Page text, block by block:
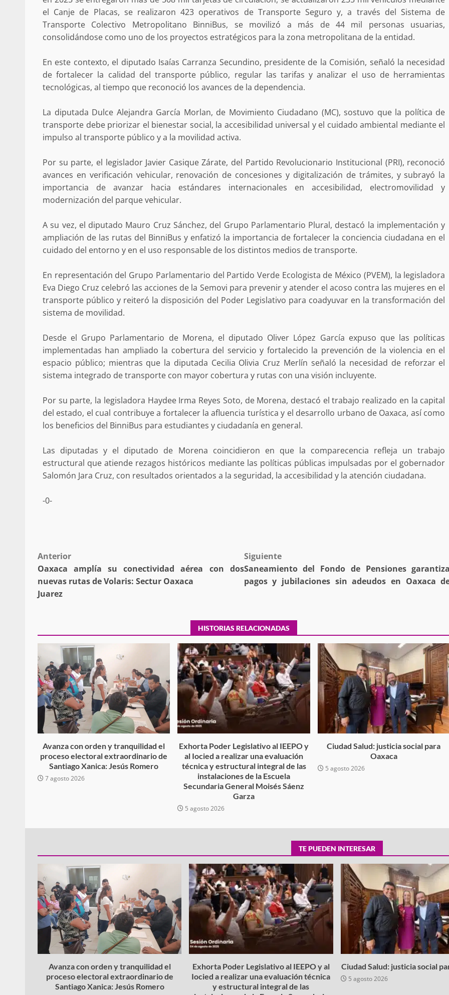
el Canje de Placas, se realizaron 423 operativos de Transporte Seguro y, a través del Sistema de
Transporte Colectivo Metropolitano BinniBus, se movilizó a más de 44 mil personas usuarias,
consolidándose como uno de los proyectos estratégicos para la zona metropolitana de la entidad.
En este contexto, el diputado Isaías Carranza Secundino, presidente de la Comisión, señaló la necesidad
de fortalecer la calidad del transporte público, regular las tarifas y analizar el uso de herramientas
tecnológicas, al tiempo que reconoció los avances de la dependencia.
La diputada Dulce Alejandra García Morlan, de Movimiento Ciudadano (MC), sostuvo que la política de
transporte debe priorizar el bienestar social, la accesibilidad universal y el cuidado ambiental mediante el
impulso al transporte público y a la movilidad activa.
Por su parte, el legislador Javier Casique Zárate, del Partido Revolucionario Institucional (PRI), reconoció
avances en verificación vehicular, renovación de concesiones y digitalización de trámites, y subrayó la
importancia de avanzar hacia estándares internacionales en accesibilidad, electromovilidad y
modernización del parque vehicular.
A su vez, el diputado Mauro Cruz Sánchez, del Grupo Parlamentario Plural, destacó la implementación y
ampliación de las rutas del BinniBus y enfatizó la importancia de fortalecer la conciencia ciudadana en el
cuidado del entorno y en el uso responsable de los distintos medios de transporte.
En representación del Grupo Parlamentario del Partido Verde Ecologista de México (PVEM), la legisladora
Eva Diego Cruz celebró las acciones de la Semovi para prevenir y atender el acoso contra las mujeres en el
transporte público y reiteró la disposición del Poder Legislativo para coadyuvar en la transformación del
sistema de movilidad.
Desde el Grupo Parlamentario de Morena, el diputado Oliver López García expuso que las políticas
implementadas han ampliado la cobertura del servicio y fortalecido la prevención de la violencia en el
espacio público; mientras que la diputada Cecilia Olivia Cruz Merlín señaló la necesidad de reforzar el
sistema integrado de transporte con mayor cobertura y rutas con una visión incluyente.
Por su parte, la legisladora Haydee Irma Reyes Soto, de Morena, destacó el trabajo realizado en la capital
del estado, el cual contribuye a fortalecer la afluencia turística y el desarrollo urbano de Oaxaca, así como
los beneficios del BinniBus para estudiantes y ciudadanía en general.
Las diputadas y el diputado de Morena coincidieron en que la comparecencia refleja un trabajo
estructural que atiende rezagos históricos mediante las políticas públicas impulsadas por el gobernador
Salomón Jara Cruz, con resultados orientados a la seguridad, la accesibilidad y la atención ciudadana.
-0-
Post
navigation
Anterior
Oaxaca amplía su conectividad aérea con dos
nuevas rutas de Volaris: Sectur Oaxaca
Siguiente
Saneamiento del Fondo de Pensiones garantiza
pagos y jubilaciones sin adeudos en Oaxaca
Juarez
HISTORIAS RELACIONADAS
Avanza con orden y tranquilidad el
proceso electoral extraordinario de
Santiago Xanica: Jesús Romero
7 agosto 2026
Exhorta Poder Legislativo al IEEPO y
al Iocied a realizar una evaluación
técnica y estructural integral de las
instalaciones de la Escuela
Secundaria General Moisés Sáenz
Garza
5 agosto 2026
Ciudad Salud: justicia social para
Oaxaca
5 agosto 2026
Se normaliza la circulación vehicular a la
altura del puente Templadera, San Pedro
Tapanatepec
¡Histórico! Bukele elimina el presupuesto a
los partidos políticos.
Secretaría de Gobierno refuerza
presencia institucional en San Juan
Mazatlán
admin 20 julio 2026
Avanza con orden y tranquilidad el
proceso electoral extraordinario de
Santiago Xanica: Jesús Romero
Despliega Gabinete de Seguridad
operativos aéreos en la Sierra Sur
búsqueda de persona desaparecida
admin 17 septiembre 2025
Detienen a Ernesto Ruffo en Baja
California; FGR lo investiga por
organizada y contrabando
admin 16 julio 2026
SE BUSCA A RECIÉN NACIDA.
Ejecuta orden de aprehensión por el
delito de pederastia cometido en la
región del Istmo de Tehuantepec
Policía Municipal frustra robo con
Abasto
TE PUEDEN INTERESAR
Avanza con orden y tranquilidad el
proceso electoral extraordinario de
Santiago Xanica: Jesús Romero
Exhorta Poder Legislativo al IEEPO y al
Iocied a realizar una evaluación técnica
y estructural integral de las
Ciudad Salud: justicia social
5 agosto 2026